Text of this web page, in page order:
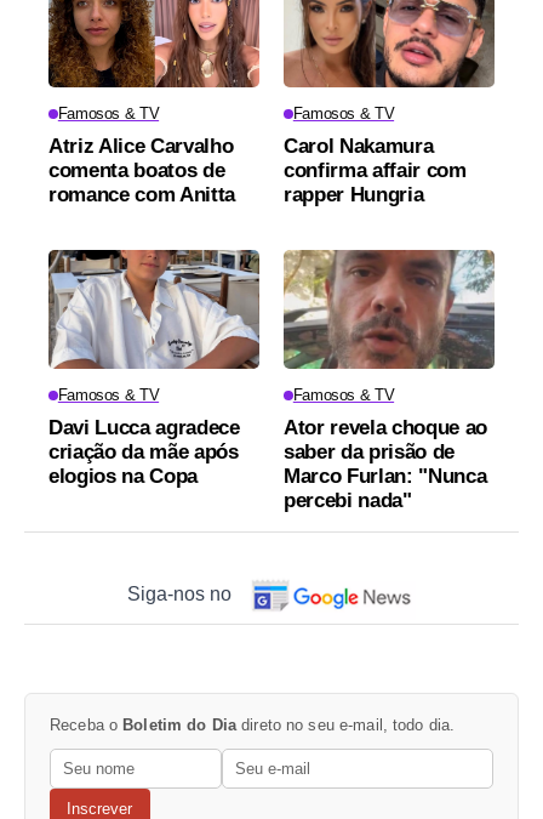
Famosos & TV
Atriz Alice Carvalho
comenta boatos de
romance com Anitta
Famosos & TV
Carol Nakamura
confirma affair com
rapper Hungria
Famosos & TV
Davi Lucca agradece
criação da mãe após
elogios na Copa
Famosos & TV
Ator revela choque ao
saber da prisão de
Marco Furlan: "Nunca
percebi nada"
Siga-nos no
Receba o Boletim do Dia direto no seu e-mail, todo dia.
Inscrever